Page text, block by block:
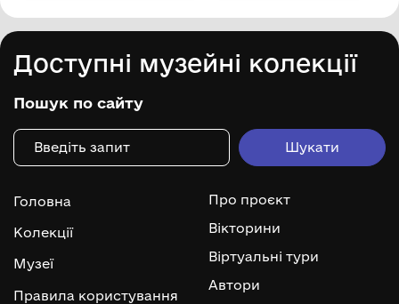
Доступні музейні колекції
Пошук по сайту
Головна
Колекції
Музеї
Правила користування
Про проєкт
Вікторини
Віртуальні тури
Автори